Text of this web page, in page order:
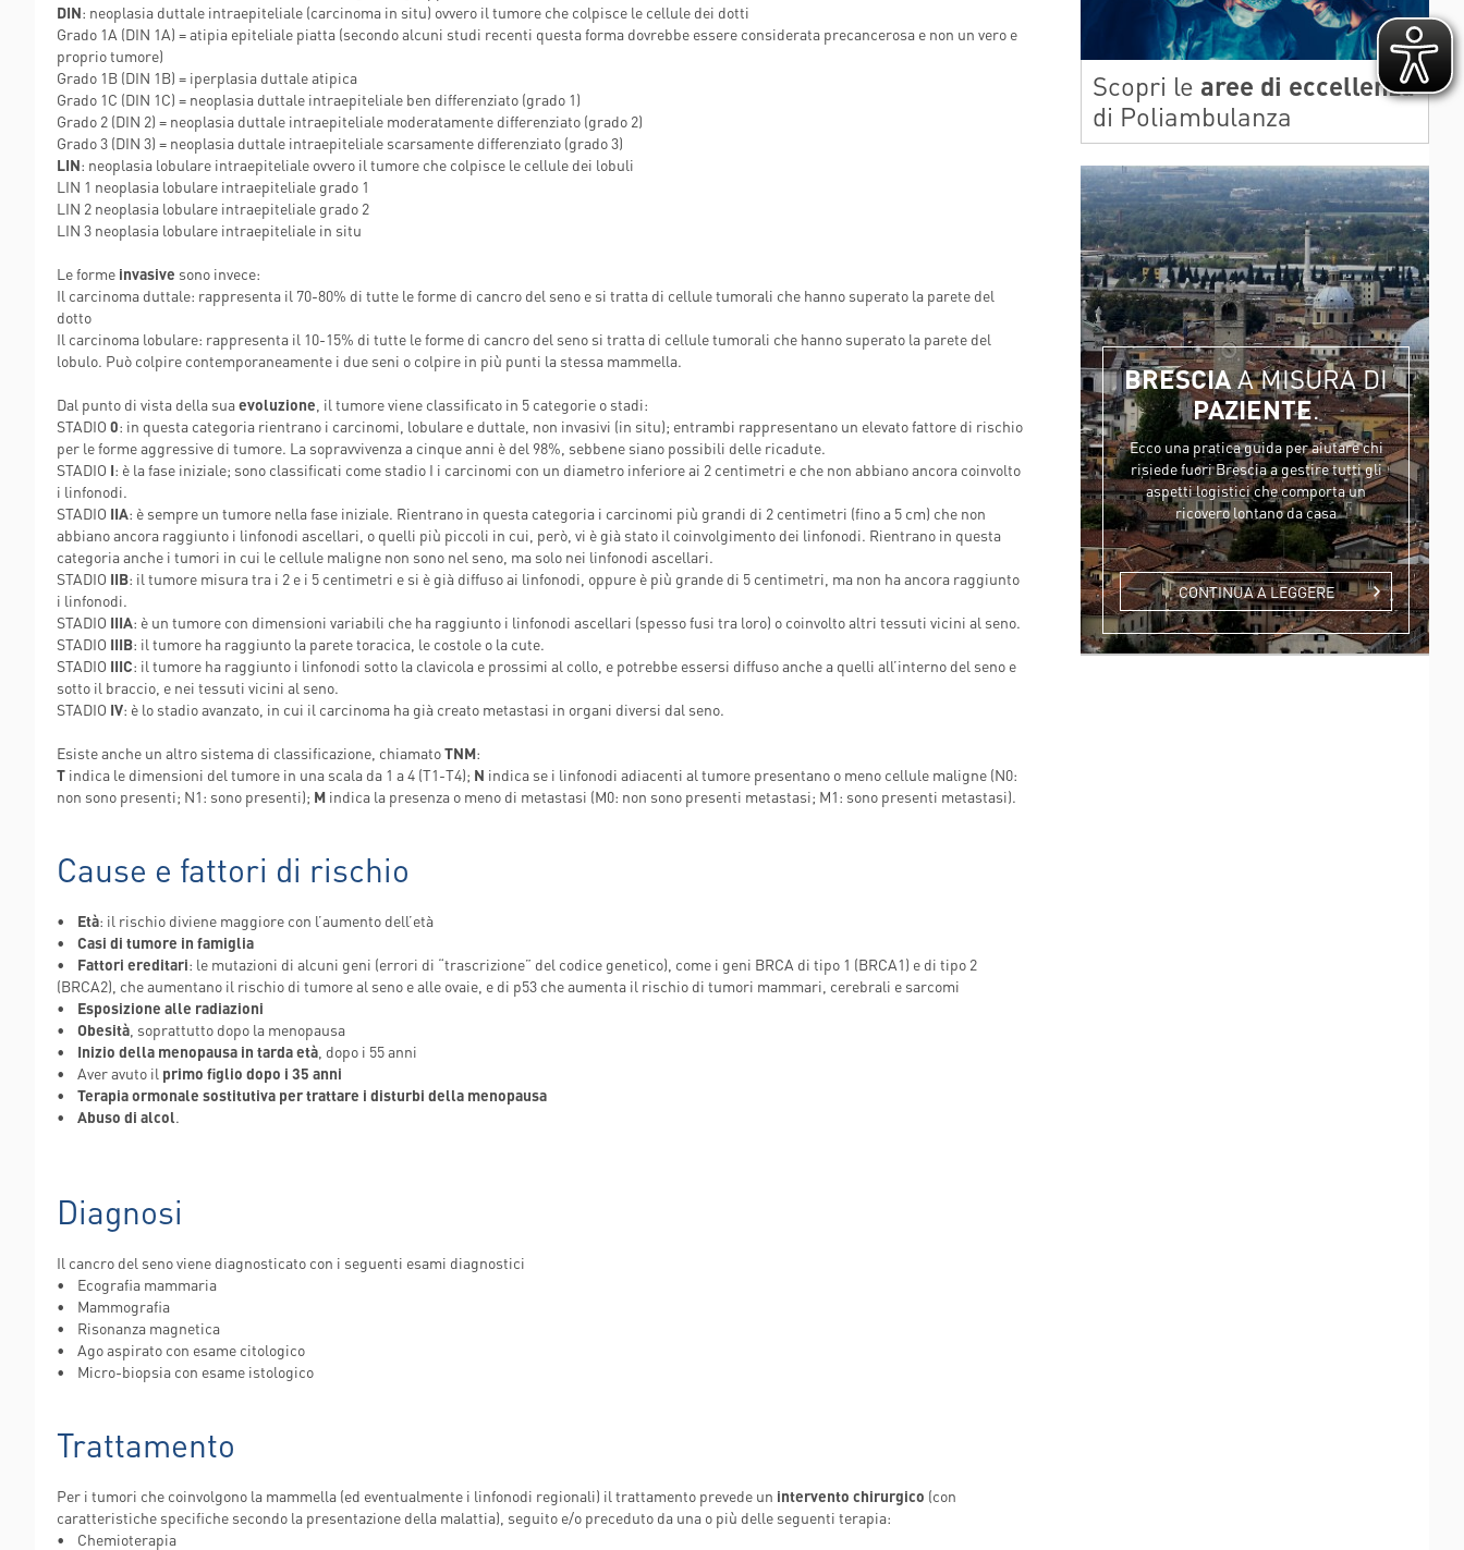
POLIAMBULANZA MEDICAL
CENTER RAPHAËL
INDICAZIONI PER IL MEDICO
PRESCRITTORE
HORIZON 2020 - DR-BOB
HORIZON 2020 - HIPGEN
HORIZON 2020 - SPRINT
LIFESAVER
DIN: neoplasia duttale intraepiteliale (carcinoma in situ) ovvero il tumore che colpisce le cellule dei dotti
Grado 1A (DIN 1A) = atipia epiteliale piatta (secondo alcuni studi recenti questa forma dovrebbe essere considerata precancerosa e non un vero e
proprio tumore)
Grado 1B (DIN 1B) = iperplasia duttale atipica
Grado 1C (DIN 1C) = neoplasia duttale intraepiteliale ben differenziato (grado 1)
Grado 2 (DIN 2) = neoplasia duttale intraepiteliale moderatamente differenziato (grado 2)
Grado 3 (DIN 3) = neoplasia duttale intraepiteliale scarsamente differenziato (grado 3)
LIN: neoplasia lobulare intraepiteliale ovvero il tumore che colpisce le cellule dei lobuli
LIN 1 neoplasia lobulare intraepiteliale grado 1
LIN 2 neoplasia lobulare intraepiteliale grado 2
LIN 3 neoplasia lobulare intraepiteliale in situ
Le forme invasive sono invece:
Il carcinoma duttale: rappresenta il 70-80% di tutte le forme di cancro del seno e si tratta di cellule tumorali che hanno superato la parete del
dotto
Il carcinoma lobulare: rappresenta il 10-15% di tutte le forme di cancro del seno si tratta di cellule tumorali che hanno superato la parete del
lobulo. Può colpire contemporaneamente i due seni o colpire in più punti la stessa mammella.
Dal punto di vista della suaevoluzione , il tumore viene classificato in 5 categorie o stadi:
STADIO 0: in questa categoria rientrano i carcinomi, lobulare e duttale, non invasivi (in situ); entrambi rappresentano un elevato fattore di rischio
per le forme aggressive di tumore. La sopravvivenza a cinque anni è del 98%, sebbene siano possibili delle ricadute.
STADIO I: è la fase iniziale; sono classificati come stadio I i carcinomi con un diametro inferiore ai 2 centimetri e che non abbiano ancora coinvolto
i linfonodi.
STADIO IIA: è sempre un tumore nella fase iniziale. Rientrano in questa categoria i carcinomi più grandi di 2 centimetri (fino a 5 cm) che non
abbiano ancora raggiunto i linfonodi ascellari, o quelli più piccoli in cui, però, vi è già stato il coinvolgimento dei linfonodi. Rientrano in questa
categoria anche i tumori in cui le cellule maligne non sono nel seno, ma solo nei linfonodi ascellari.
STADIO IIB: il tumore misura tra i 2 e i 5 centimetri e si è già diffuso ai linfonodi, oppure è più grande di 5 centimetri, ma non ha ancora raggiunto
i linfonodi.
STADIO IIIA: è un tumore con dimensioni variabili che ha raggiunto i linfonodi ascellari (spesso fusi tra loro) o coinvolto altri tessuti vicini al seno.
STADIO IIIB: il tumore ha raggiunto la parete toracica, le costole o la cute.
STADIO IIIC: il tumore ha raggiunto i linfonodi sotto la clavicola e prossimi al collo, e potrebbe essersi diffuso anche a quelli all’interno del seno e
sotto il braccio, e nei tessuti vicini al seno.
STADIO IV: è lo stadio avanzato, in cui il carcinoma ha già creato metastasi in organi diversi dal seno.
Esiste anche un altro sistema di classificazione, chiamatoTNM:
T indica le dimensioni del tumore in una scala da 1 a 4 (T1-T4); N indica se i linfonodi adiacenti al tumore presentano o meno cellule maligne (N0:
non sono presenti; N1: sono presenti); M indica la presenza o meno di metastasi (M0: non sono presenti metastasi; M1: sono presenti metastasi).
Cause e fattori di rischio
• Età: il rischio diviene maggiore con l’aumento dell’età
• Casi di tumore in famiglia
• Fattori ereditari: le mutazioni di alcuni geni (errori di “trascrizione” del codice genetico), come i geni BRCA di tipo 1 (BRCA1) e di tipo 2
(BRCA2), che aumentano il rischio di tumore al seno e alle ovaie, e di p53 che aumenta il rischio di tumori mammari, cerebrali e sarcomi
• Esposizione alle radiazioni
•
Obesità , soprattutto dopo la menopausa
• Inizio della menopausa in tarda età , dopo i 55 anni
• Aver avuto il primo figlio dopo i 35 anni
• Terapia ormonale sostitutiva per trattare i disturbi della menopausa
• Abuso di alcol.
Diagnosi
Il cancro del seno viene diagnosticato con i seguenti esami diagnostici
• Ecografia mammaria
• Mammografia
• Risonanza magnetica
• Ago aspirato con esame citologico
• Micro-biopsia con esame istologico
Trattamento
Per i tumori che coinvolgono la mammella (ed eventualmente i linfonodi regionali) il trattamento prevede un intervento chirurgico (con
caratteristiche specifiche secondo la presentazione della malattia), seguito e/o preceduto da una o più delle seguenti terapia:
• Chemioterapia
Scopri le aree di eccellenza
di Poliambulanza
BRESCIAA MISURA DI
PAZIENTE.
Ecco una pratica guida per aiutare chi
risiede fuori Brescia a gestire tutti gli
aspetti logistici che comporta un
ricovero lontano da casa
CONTINUA A LEGGERE